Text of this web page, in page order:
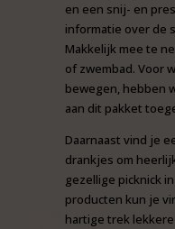
en een snij- en
informatie over de
Makkelijk mee te
of zwembad. Voor
bewegen, hebben
aan dit pakket
Daarnaast vind je
drankjes om
gezellige picknick
producten kun je
hartige trek